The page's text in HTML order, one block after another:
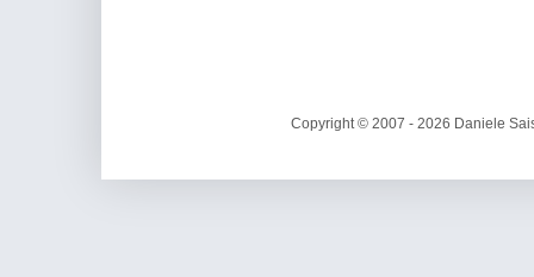
Copyright © 2007 - 2026 Daniele